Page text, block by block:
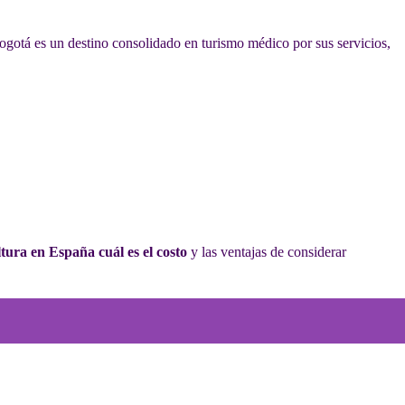
es un destino consolidado en turismo médico por sus servicios,
en España cuál es el costo y las ventajas de considerar